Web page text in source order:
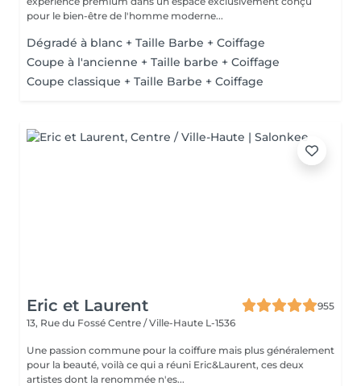
pour le bien-être de l'homme moderne...
Dégradé à blanc + Taille Barbe + Coiffage
Coupe à l'ancienne + Taille barbe + Coiffage
Coupe classique + Taille Barbe + Coiffage
Eric et Laurent
955
13, Rue du Fossé Centre / Ville-Haute L-1536
Une passion commune pour la coiffure mais plus généralement
pour la beauté, voilà ce qui a réuni Eric&Laurent, ces deux
artistes dont la renommée n'es...